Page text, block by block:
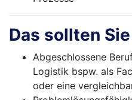
Das sollten
Abgeschlossene
Logistik bspw. als
oder eine